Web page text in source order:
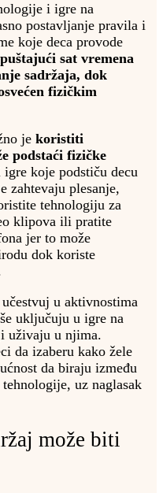
i igre na
postavljanje pravila i
koje deca provode
sat vremena
sadržaja, dok
fizičkim
je koristiti
podstaći fizičke
koje podstiču decu
zahtevaju plesanje,
tehnologiju za
klipova ili pratite
jer to može
dok koriste
u aktivnostima
uključuju u igre na
uživaju u njima.
da izaberu kako žele
da biraju između
uz naglasak
može biti